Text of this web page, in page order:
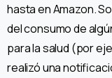
hasta en Amazon.
del consumo de
para la salud (por
realizó una